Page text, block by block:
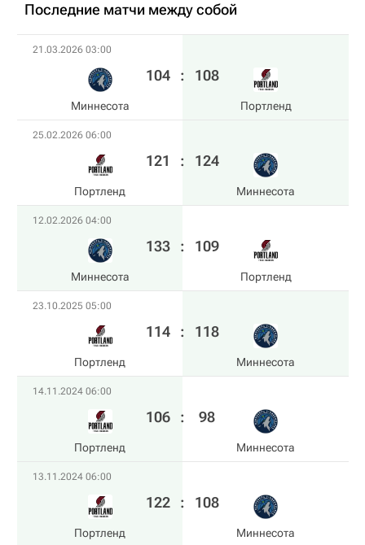
Последние матчи между собой
21.03.2026 03:00
Миннесота
104 : 108
Портленд
25.02.2026 06:00
Портленд
121 : 124
Миннесота
12.02.2026 04:00
Миннесота
133 : 109
Портленд
23.10.2025 05:00
Портленд
114 : 118
Миннесота
14.11.2024 06:00
Портленд
106 : 98
Миннесота
13.11.2024 06:00
Портленд
122 : 108
Миннесота